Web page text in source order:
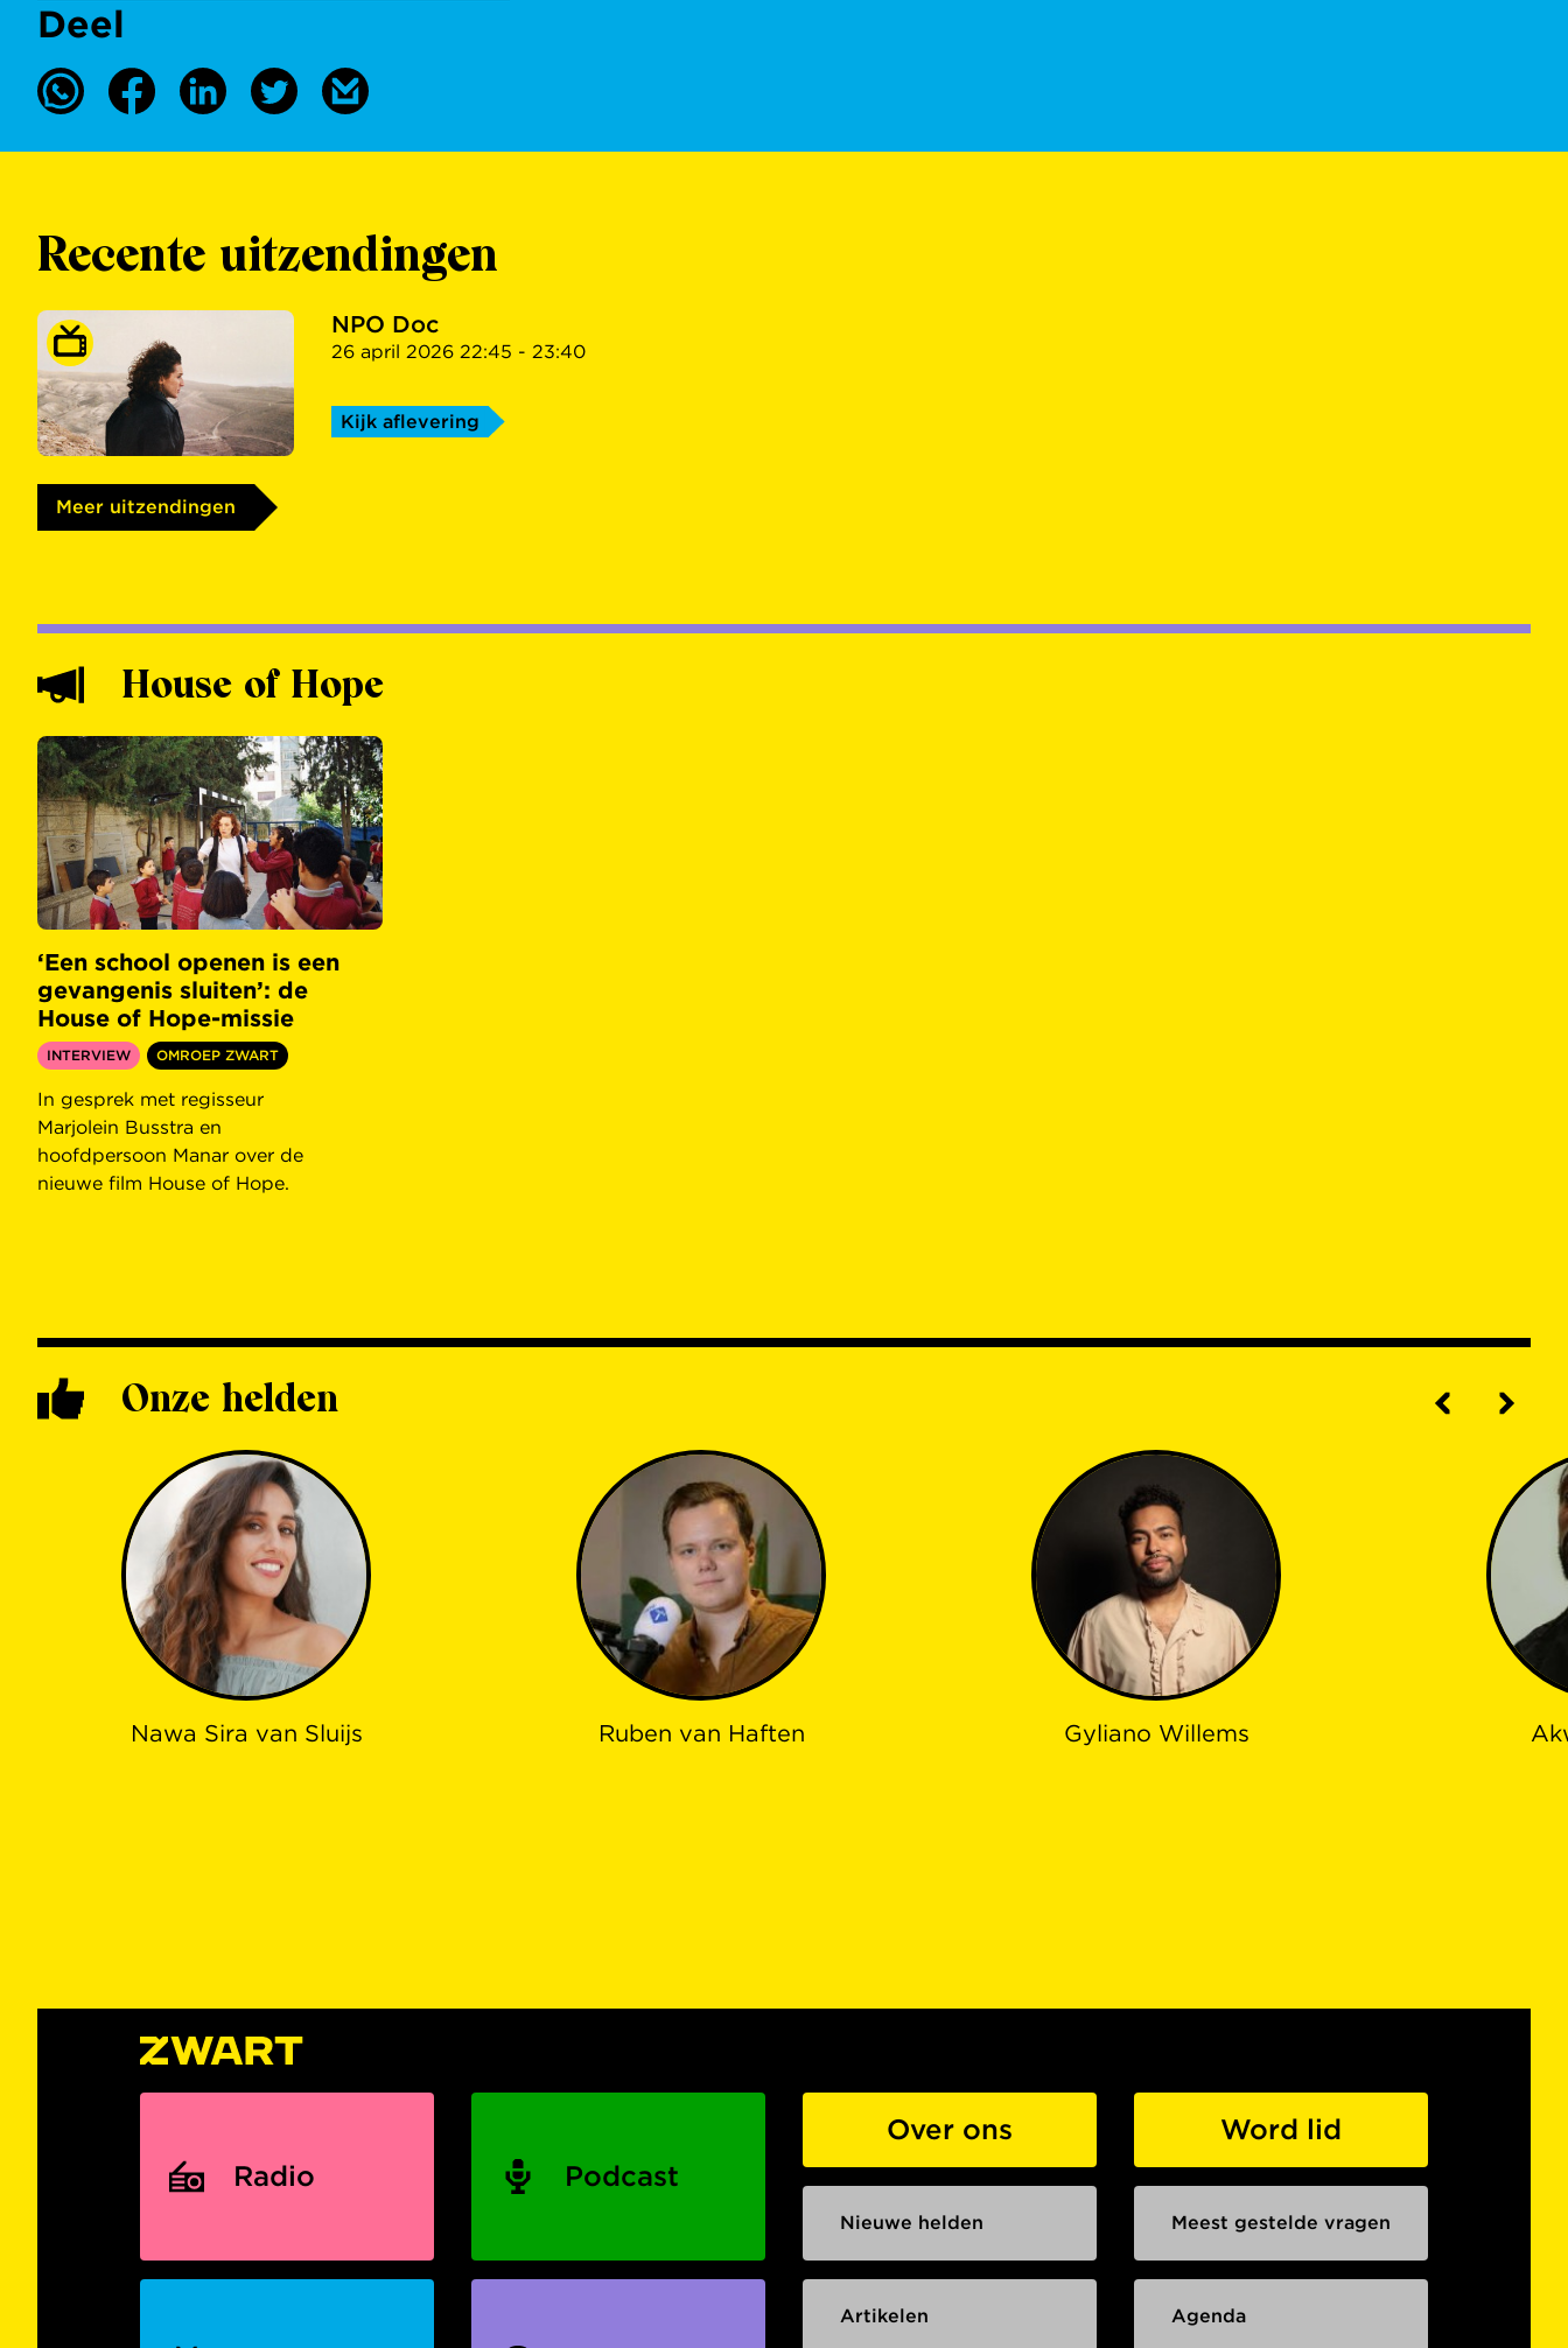
Deel
Recente uitzendingen
NPO Doc
26 april 2026 22:45 - 23:40
Kijk aflevering
Meer uitzendingen
House of Hope
‘Een school openen is een
gevangenis sluiten’: de
House of Hope-missie
INTERVIEW OMROEP ZWART
In gesprek met regisseur
Marjolein Busstra en
hoofdpersoon Manar over de
nieuwe film House of Hope.
Onze helden
Nawa Sira van Sluijs Ruben van Haften Gyliano Willems
Radio Podcast
Over ons Word lid
Nieuwe helden Meest gestelde vragen
Artikelen Agenda